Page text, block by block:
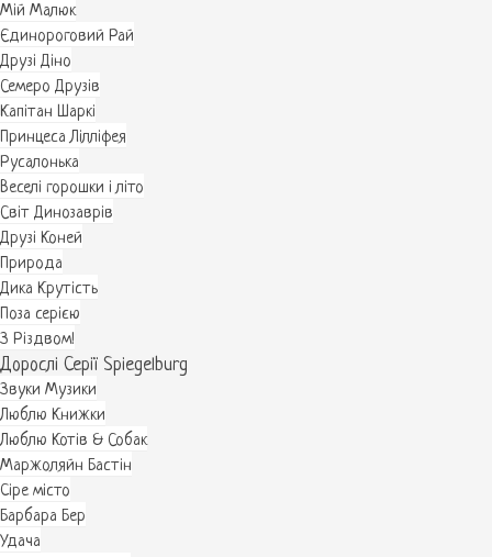
Мій Малюк
Єдинороговий Рай
Друзі Діно
Семеро Друзів
Капітан Шаркі
Принцеса Лілліфея
Русалонька
Веселі горошки і літо
Світ Динозаврів
Друзі Коней
Природа
Дика Крутість
Поза серією
З Різдвом!
Дорослі Серії Spiegelburg
Звуки Музики
Люблю Книжки
Люблю Котів & Собак
Маржоляйн Бастін
Cіре місто
Барбара Бер
Удача